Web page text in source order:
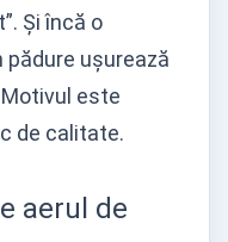
Și încă o
ușurează
este
de calitate.
aerul de